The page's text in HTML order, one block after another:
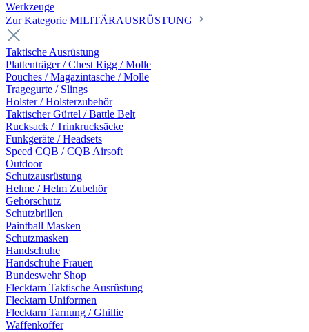
Werkzeuge
Zur Kategorie MILITÄRAUSRÜSTUNG
Taktische Ausrüstung
Plattenträger / Chest Rigg / Molle
Pouches / Magazintasche / Molle
Tragegurte / Slings
Holster / Holsterzubehör
Taktischer Gürtel / Battle Belt
Rucksack / Trinkrucksäcke
Funkgeräte / Headsets
Speed CQB / CQB Airsoft
Outdoor
Schutzausrüstung
Helme / Helm Zubehör
Gehörschutz
Schutzbrillen
Paintball Masken
Schutzmasken
Handschuhe
Handschuhe Frauen
Bundeswehr Shop
Flecktarn Taktische Ausrüstung
Flecktarn Uniformen
Flecktarn Tarnung / Ghillie
Waffenkoffer